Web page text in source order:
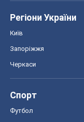
Регіони України
Київ
Запоріжжя
Черкаси
Спорт
Футбол